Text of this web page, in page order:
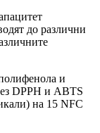
до различни
и
DPPH и ABTS
на 15 NFC